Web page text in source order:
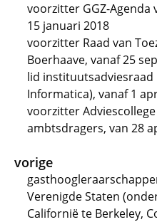
voorzitter GGZ-Agenda
15 januari 2018
voorzitter Raad van
Boerhaave, vanaf 25
lid instituutsadviesraad
Informatica), vanaf 1
voorzitter
ambtsdragers, van 28
vorige
Verenigde Staten
Californië te Berkeley,